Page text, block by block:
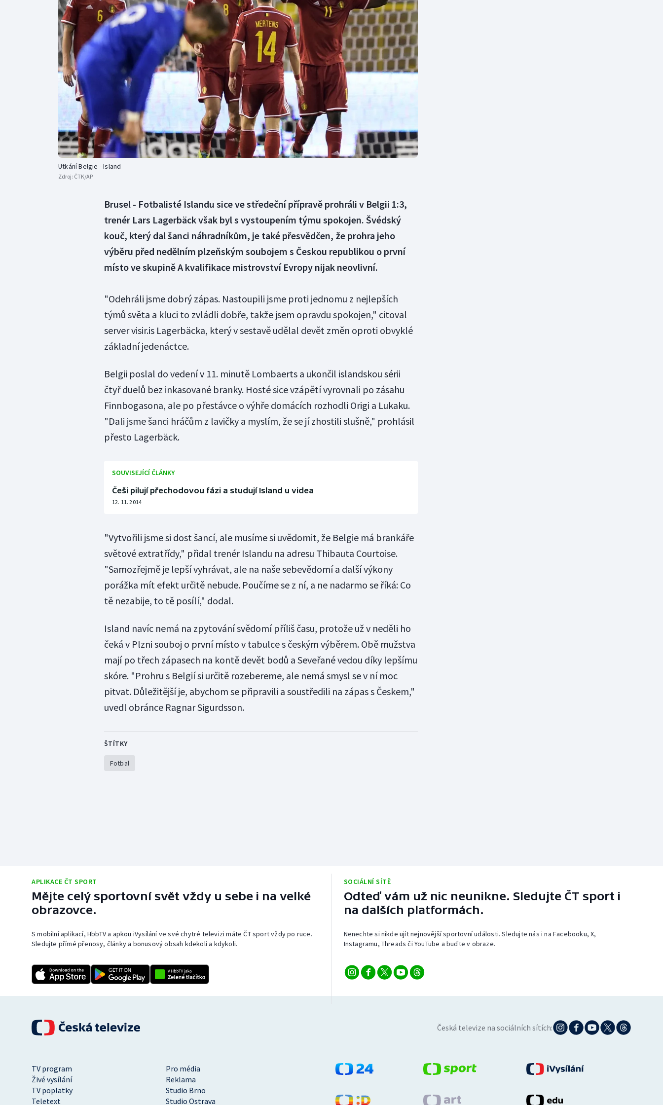
Curling
Dostihy
Florbal
Futsal
Moderní pětiboj
Motorsport
Olympijské hry
Parasport
Plavání
Plážový volejbal
Triatlon
Veslování
Vodní slalom
Volejbal
Utkání Belgie - Island
Zdroj: ČTK/AP
Brusel - Fotbalisté Islandu sice ve středeční přípravě prohráli v Belgii 1:3,
trenér Lars Lagerbäck však byl s vystoupením týmu spokojen. Švédský
kouč, který dal šanci náhradníkům, je také přesvědčen, že prohra jeho
výběru před nedělním plzeňským soubojem s Českou republikou o první
místo ve skupině A kvalifikace mistrovství Evropy nijak neovlivní.
"Odehráli jsme dobrý zápas. Nastoupili jsme proti jednomu z nejlepších
týmů světa a kluci to zvládli dobře, takže jsem opravdu spokojen," citoval
server visir.is Lagerbäcka, který v sestavě udělal devět změn oproti obvyklé
základní jedenáctce.
Belgii poslal do vedení v 11. minutě Lombaerts a ukončil islandskou sérii
čtyř duelů bez inkasované branky. Hosté sice vzápětí vyrovnali po zásahu
Finnbogasona, ale po přestávce o výhře domácích rozhodli Origi a Lukaku.
"Dali jsme šanci hráčům z lavičky a myslím, že se jí zhostili slušně," prohlásil
přesto Lagerbäck.
SOUVISEJÍCÍ ČLÁNKY
Češi pilují přechodovou fázi a studují Island u videa
12. 11. 2014
"Vytvořili jsme si dost šancí, ale musíme si uvědomit, že Belgie má brankáře
světové extratřídy," přidal trenér Islandu na adresu Thibauta Courtoise.
"Samozřejmě je lepší vyhrávat, ale na naše sebevědomí a další výkony
porážka mít efekt určitě nebude. Poučíme se z ní, a ne nadarmo se říká: Co
tě nezabije, to tě posílí," dodal.
Island navíc nemá na zpytování svědomí příliš času, protože už v neděli ho
čeká v Plzni souboj o první místo v tabulce s českým výběrem. Obě mužstva
mají po třech zápasech na kontě devět bodů a Seveřané vedou díky lepšímu
skóre. "Prohru s Belgií si určitě rozebereme, ale nemá smysl se v ní moc
pitvat. Důležitější je, abychom se připravili a soustředili na zápas s Českem,"
uvedl obránce Ragnar Sigurdsson.
ŠTÍTKY
Fotbal
APLIKACE ČT SPORT
Mějte celý sportovní svět vždy u sebe i na velké
obrazovce.
S mobilní aplikací, HbbTV a apkou iVysílání ve své chytré televizi máte ČT sport vždy po ruce.
Sledujte přímé přenosy, články a bonusový obsah kdekoli a kdykoli.
SOCIÁLNÍ SÍTĚ
Odteď vám už nic neunikne. Sledujte ČT sport i
na dalších platformách.
Nenechte si nikde ujít nejnovější sportovní události. Sledujte nás i na Facebooku, X,
Instagramu, Threads či YouTube a buďte v obraze.
Česká televize na sociálních sítích:
TV program
Pro média
Živé vysílání
Reklama
TV poplatky
Studio Brno
Teletext
Studio Ostrava